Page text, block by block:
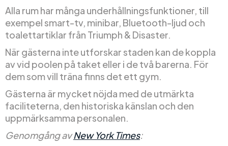
Alla rum har många underhållningsfunktioner, till
exempel smart-tv, minibar, Bluetooth-ljud och
toalettartiklar från Triumph & Disaster.
När gästerna inte utforskar staden kan de koppla
av vid poolen på taket eller i de två barerna. För
dem som vill träna finns det ett gym.
Gästerna är mycket nöjda med de utmärkta
faciliteterna, den historiska känslan och den
uppmärksamma personalen.
Genomgång avNew York Times: